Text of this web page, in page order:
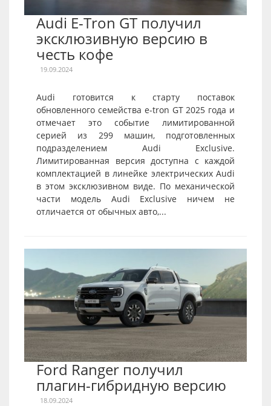
Audi E-Tron GT получил
эксклюзивную версию в
честь кофе
19.09.2024
Audi готовится к старту поставок
обновленного семейства e-tron GT 2025 года и
отмечает это событие лимитированной
серией из 299 машин, подготовленных
подразделением Audi Exclusive.
Лимитированная версия доступна с каждой
комплектацией в линейке электрических Audi
в этом эксклюзивном виде. По механической
части модель Audi Exclusive ничем не
отличается от обычных авто,...
Ford Ranger получил
плагин-гибридную версию
18.09.2024